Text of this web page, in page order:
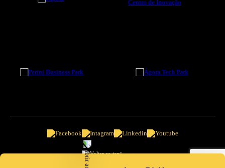
Ir ao topo